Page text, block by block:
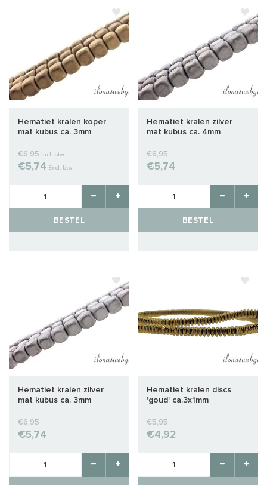
Hematiet kralen koper
mat kubus ca. 3mm
€6,95 Incl. btw
€5,74 Excl. btw
BESTEL
Hematiet kralen zilver
mat kubus ca. 4mm
€6,95
€5,74
BESTEL
Hematiet kralen zilver
mat kubus ca. 3mm
€6,95
€5,74
Hematiet kralen discs
'goud' ca.3x1mm
€5,95
€4,92